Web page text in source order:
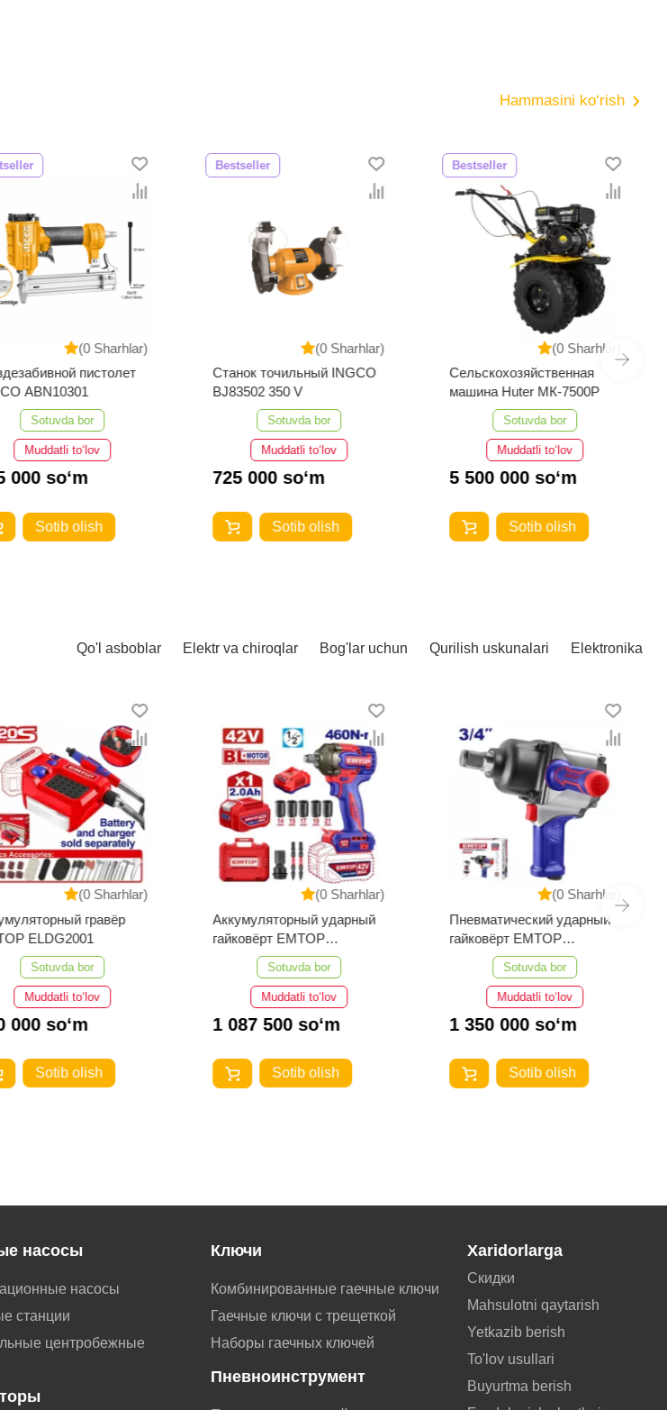
Hammasini ko‘rish
(0 Sharhlar)
пистолет
ABN10301
Sotuvda bor
Muddatli to‘lov
000 so‘m
Sotib olish
(0 Sharhlar)
Bestseller
Станок точильный INGCO
BJ83502 350 V
Sotuvda bor
Muddatli to‘lov
725 000 so‘m
Sotib olish
(0 Sharhlar)
Bestseller
Сельскохозяйственная
машина Huter МК-7500P
Sotuvda bor
Muddatli to‘lov
5 500 000 so‘m
Sotib olish
Qo'l asboblar Elektr va chiroqlar Bog'lar uchun Qurilish uskunalari Elektronika
(0 Sharhlar)
гравёр
ELDG2001
Sotuvda bor
Muddatli to‘lov
000 so‘m
Sotib olish
(0 Sharhlar)
Аккумуляторный ударный
гайковёрт EMTOP
ECIWL42461
Sotuvda bor
Muddatli to‘lov
1 087 500 so‘m
Sotib olish
(0 Sharhlar)
Пневматический ударный
гайковёрт EMTOP
EATL341601
Sotuvda bor
Muddatli to‘lov
1 350 000 so‘m
Sotib olish
насосы
насосы
станции
центробежные
Ключи
Комбинированные гаечные ключи
Гаечные ключи с трещеткой
Наборы гаечных ключей
Пневноинструмент
Xaridorlarga
Скидки
Mahsulotni qaytarish
Yetkazib berish
To'lov usullari
Buyurtma berish